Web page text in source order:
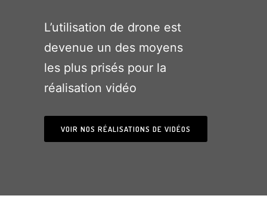
L’utilisation de drone est
devenue un des moyens
les plus prisés pour la
réalisation vidéo
VOIR NOS RÉALISATIONS DE VIDÉOS